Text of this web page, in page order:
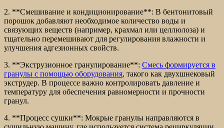
2. **Смешивание и кондиционирование**: В бентонитовый
порошок добавляют необходимое количество воды и
связующих веществ (например, крахмал или целлюлоза) и
тщательно перемешивают для регулирования влажности и
улучшения адгезионных свойств.
3. **Экструзионное гранулирование**: Смесь формируется в
гранулы с помощью оборудования, такого как двухшнековый
экструдер. В процессе важно контролировать давление и
температуру для обеспечения равномерности и прочности
гранул.
4. **Процесс сушки**: Мокрые гранулы направляются в